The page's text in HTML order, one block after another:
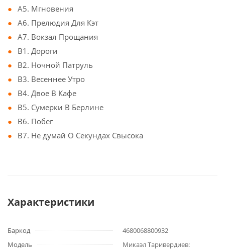
A5. Мгновения
A6. Прелюдия Для Кэт
A7. Вокзал Прощания
B1. Дороги
B2. Ночной Патруль
B3. Весеннее Утро
B4. Двое В Кафе
B5. Сумерки В Берлине
B6. Побег
B7. Не думай О Секундах Свысока
Характеристики
Баркод
4680068800932
Модель
Микаэл Таривердиев: